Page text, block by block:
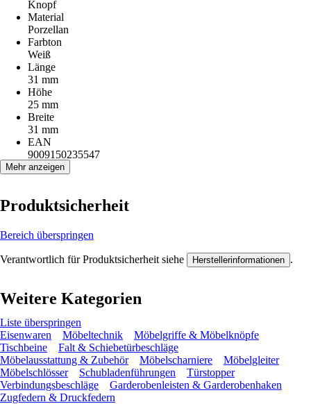
Knopf
Material
Porzellan
Farbton
Weiß
Länge
31 mm
Höhe
25 mm
Breite
31 mm
EAN
9009150235547
Mehr anzeigen
Produktsicherheit
Bereich überspringen
Verantwortlich für Produktsicherheit siehe Herstellerinformationen .
Weitere Kategorien
Liste überspringen
Eisenwaren
Möbeltechnik
Möbelgriffe & Möbelknöpfe
Tischbeine
Falt & Schiebetürbeschläge
Möbelausstattung & Zubehör
Möbelscharniere
Möbelgleiter
Möbelschlösser
Schubladenführungen
Türstopper
Verbindungsbeschläge
Garderobenleisten & Garderobenhaken
Zugfedern & Druckfedern